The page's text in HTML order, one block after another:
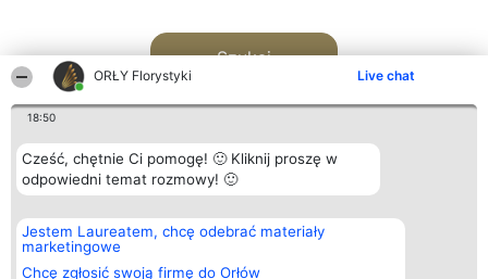
ORŁY Florystyki Live chat
18:50
Cześć, chętnie Ci pomogę! 🙂 Kliknij proszę w
odpowiedni temat rozmowy! 🙂
Jestem Laureatem, chcę odebrać materiały
marketingowe
Chcę zgłosić swoją firmę do Orłów
Szukaj
Organizator plebiscytu
Bright Side Solutions sp. z o.
o. sp. k.
ul. Ruska 22
Plebiscyt
Laureaci
wszystkich
Kontakt
Kontakt